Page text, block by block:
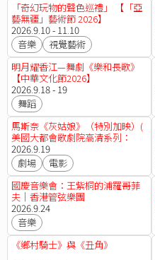
「奇幻玩物的聲色巡禮」 【「亞
藝無疆」藝術節 2026】
2026.9.10 - 11.10
音樂
視覺藝術
明月耀香江—舞劇《樂和長歌》
【中華文化節2026】
2026.9.18 - 19
舞蹈
馬斯奈《灰姑娘》（特別加映）(
美國大都會歌劇院高清系列：
2025/26季度 )
2026.9.19
劇場
電影
國慶音樂會：王紫桐的浦羅哥菲
夫｜香港管弦樂團
2026.9.24
音樂
《鄉村騎士》與《丑角》